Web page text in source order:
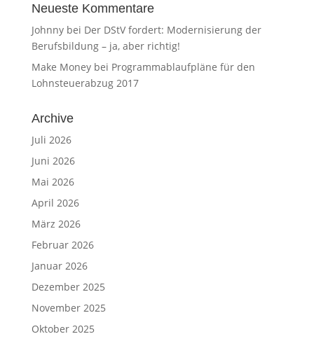
Neueste Kommentare
Johnnybei Der DStV fordert: Modernisierung der
Berufsbildung – ja, aber richtig!
Make Moneybei Programmablaufpläne für den
Lohnsteuerabzug 2017
Archive
Juli 2026
Juni 2026
Mai 2026
April 2026
März 2026
Februar 2026
Januar 2026
Dezember 2025
November 2025
Oktober 2025